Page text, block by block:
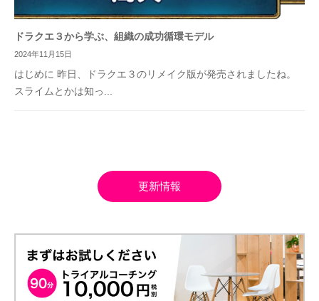
ドラクエ３から学ぶ、組織の成功循環モデル
2024年11月15日
はじめに 昨日、ドラクエ３のリメイク版が発売されましたね。
スライムとかは知っ...
更新情報